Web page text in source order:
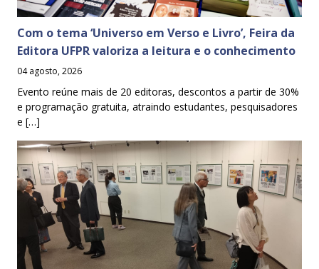
Com o tema ‘Universo em Verso e Livro’, Feira da
Editora UFPR valoriza a leitura e o conhecimento
04 agosto, 2026
Evento reúne mais de 20 editoras, descontos a partir de 30%
e programação gratuita, atraindo estudantes, pesquisadores
e […]